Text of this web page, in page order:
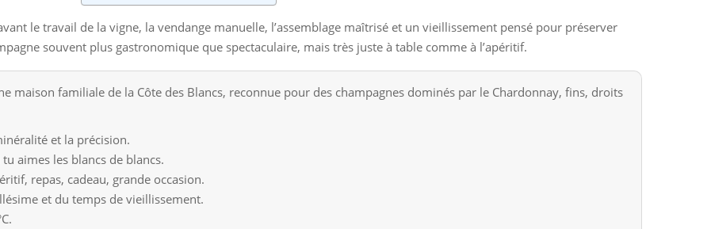
le travail de la vigne, la vendange manuelle, l’assemblage maîtrisé et un vieillissement pensé pour préserver
souvent plus gastronomique que spectaculaire, mais très juste à table comme à l’apéritif.
maison familiale de la Côte des Blancs, reconnue pour des champagnes dominés par le Chardonnay, fins, droits
et la précision.
aimes les blancs de blancs.
repas, cadeau, grande occasion.
et du temps de vieillissement.